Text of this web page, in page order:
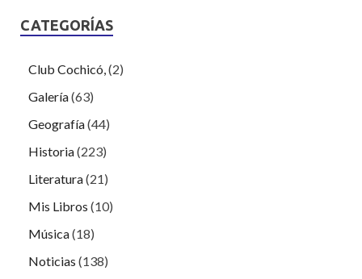
CATEGORÍAS
Club Cochicó, (2)
Galería(63)
Geografía(44)
Historia(223)
Literatura(21)
Mis Libros (10)
Música(18)
Noticias (138)